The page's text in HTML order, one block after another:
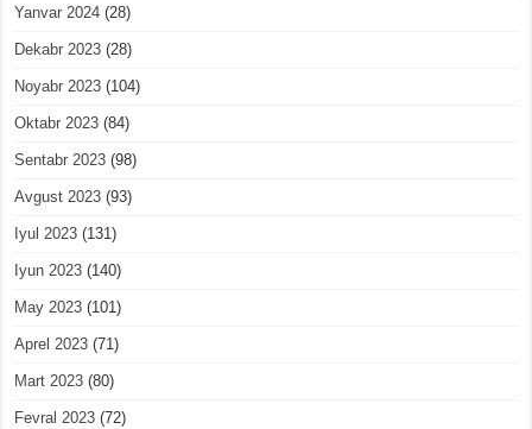
Yanvar 2024 (28)
Dekabr 2023 (28)
Noyabr 2023 (104)
Oktabr 2023 (84)
Sentabr 2023 (98)
Avgust 2023 (93)
Iyul 2023 (131)
Iyun 2023 (140)
May 2023 (101)
Aprel 2023 (71)
Mart 2023 (80)
Fevral 2023 (72)